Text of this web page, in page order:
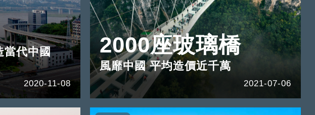
當代中國
2020-11-08
2000座玻璃橋
風靡中國 平均造價近千萬
2021-07-06